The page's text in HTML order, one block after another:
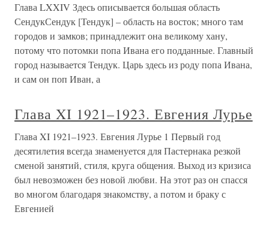
Глава LXXIV Здесь описывается большая область
СендукСендук [Тендук] – область на восток; много там
городов и замков; принадлежит она великому хану,
потому что потомки попа Ивана его подданные. Главный
город называется Тендук. Царь здесь из роду попа Ивана,
и сам он поп Иван, а
Глава XI 1921–1923. Евгения Лурье
Глава XI 1921–1923. Евгения Лурье 1 Первый год
десятилетия всегда знаменуется для Пастернака резкой
сменой занятий, стиля, круга общения. Выход из кризиса
был невозможен без новой любви. На этот раз он спасся
во многом благодаря знакомству, а потом и браку с
Евгенией